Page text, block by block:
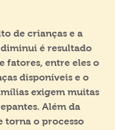
de crianças e a
é resultado
fatores, entre eles o
disponíveis e o
exigem muitas
Além da
torna o processo